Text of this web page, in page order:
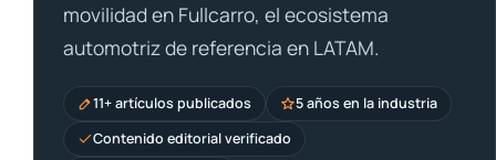
movilidad en Fullcarro, el ecosistema
automotriz de referencia en LATAM.
11+ artículos publicados
5 años en la industria
Contenido editorial verificado